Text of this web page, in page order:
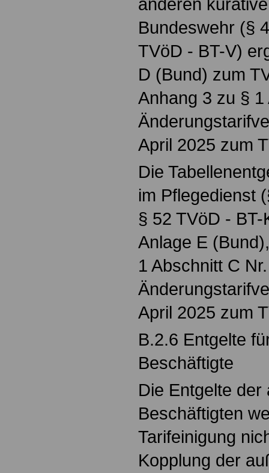
anderen
Bundeswehr (§
TVöD - BT-V)
D (Bund) zum
Anhang 3 zu §
April 2025 zum
Die
im Pflegedienst
§ 52 TVöD -
Anlage E
1 Abschnitt C
April 2025 zum
B.2.6 Entgelte
Beschäftigte
Die Entgelte
Beschäftigten
Tarifeinigung
Kopplung der